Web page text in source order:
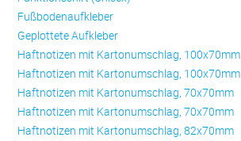
Fußbodenaufkleber
Geplottete Aufkleber
Haftnotizen mit Kartonumschlag, 100x70mm
Haftnotizen mit Kartonumschlag, 100x70mm
Haftnotizen mit Kartonumschlag, 70x70mm
Haftnotizen mit Kartonumschlag, 70x70mm
Haftnotizen mit Kartonumschlag, 82x70mm